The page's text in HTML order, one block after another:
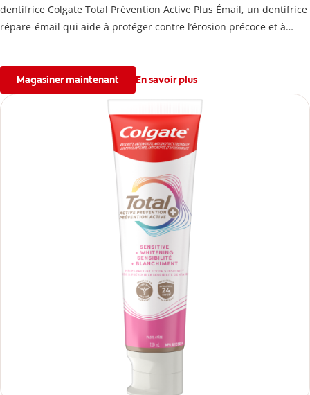
dentifrice Colgate Total Prévention Active Plus Émail, un dentifrice
répare-émail qui aide à protéger contre l’érosion précoce et à
Magasiner maintenant En savoir plus